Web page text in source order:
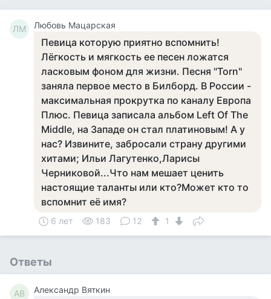
ЛМ Любовь Мацарская
Певица которую приятно вспомнить!
Лёгкость и мягкость ее песен ложатся
ласковым фоном для жизни. Песня "Torn"
заняла первое место в Билборд. В России -
максимальная прокрутка по каналу Европа
Плюс. Певица записала альбом Left Of The
Middle, на Западе он стал платиновым! А у
нас? Извините, забросали страну другими
хитами; Ильи Лагутенко,Ларисы
Черниковой...Что нам мешает ценить
настоящие таланты или кто?Может кто то
вспомнит её имя?
6 лет 183 12 1
Ответы
АВ Александр Вяткин